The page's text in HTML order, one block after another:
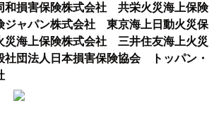
和損害保険株式会社 共栄火災海上保険
ャパン株式会社 東京海上日動火災保
海上保険株式会社 三井住友海上火災
団法人日本損害保険協会 トッパン・